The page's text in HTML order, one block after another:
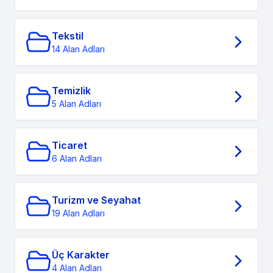
Tekstil
14 Alan Adları
Temizlik
5 Alan Adları
Ticaret
6 Alan Adları
Turizm ve Seyahat
19 Alan Adları
Üç Karakter
4 Alan Adları